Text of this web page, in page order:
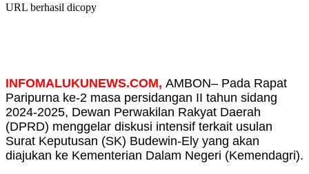
URL berhasil dicopy
INFOMALUKUNEWS.COM, AMBON– Pada Rapat
Paripurna ke-2 masa persidangan II tahun sidang
2024-2025, Dewan Perwakilan Rakyat Daerah
(DPRD) menggelar diskusi intensif terkait usulan
Surat Keputusan (SK) Budewin-Ely yang akan
diajukan ke Kementerian Dalam Negeri (Kemendagri).